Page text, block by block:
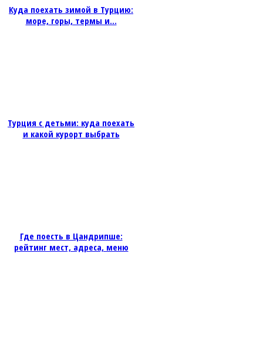
Куда поехать зимой в Турцию:
море, горы, термы и...
Турция с детьми: куда поехать
и какой курорт выбрать
Где поесть в Цандрипше:
рейтинг мест, адреса, меню